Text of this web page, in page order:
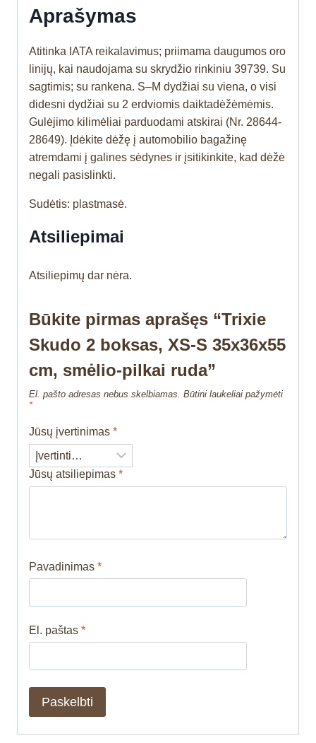
Aprašymas
Atitinka IATA reikalavimus; priimama daugumos oro
linijų, kai naudojama su skrydžio rinkiniu 39739. Su
sagtimis; su rankena. S–M dydžiai su viena, o visi
didesni dydžiai su 2 erdviomis daiktadėžėmėmis.
Gulėjimo kilimėliai parduodami atskirai (Nr. 28644-
28649). Įdėkite dėžę į automobilio bagažinę
atremdami į galines sėdynes ir įsitikinkite, kad dėžė
negali pasislinkti.
Sudėtis: plastmasė.
Atsiliepimai
Atsiliepimų dar nėra.
Būkite pirmas aprašęs “Trixie
Skudo 2 boksas, XS-S 35x36x55
cm, smėlio-pilkai ruda”
El. pašto adresas nebus skelbiamas. Būtini laukeliai pažymėti
*
Jūsų įvertinimas *
Jūsų atsiliepimas *
Pavadinimas *
El. paštas *